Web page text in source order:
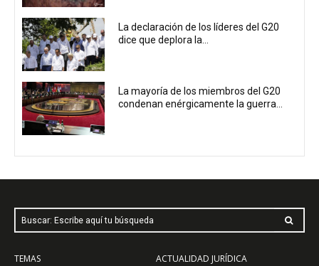
La declaración de los líderes del G20
dice que deplora la...
La mayoría de los miembros del G20
condenan enérgicamente la guerra...
Buscar: Escribe aquí tu búsqueda
TEMAS
ACTUALIDAD JURÍDICA